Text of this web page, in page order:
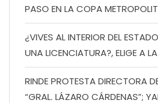
PASO EN LA COPA
¿VIVES AL INTERIOR DEL
UNA LICENCIATURA?, ELIGE A
RINDE PROTESTA DIRECTORA
“GRAL. LÁZARO CÁRDENAS”;